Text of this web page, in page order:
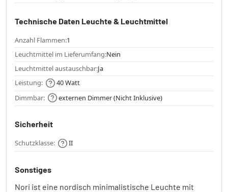
Technische Daten Leuchte & Leuchtmittel
Anzahl Flammen:1
Leuchtmittel im Lieferumfang:Nein
Leuchtmittel austauschbar:Ja
Leistung:
40 Watt
Dimmbar:
externen Dimmer (Nicht Inklusive)
Sicherheit
Schutzklasse: II
Sonstiges
Nori ist eine nordisch minimalistische Leuchte mit